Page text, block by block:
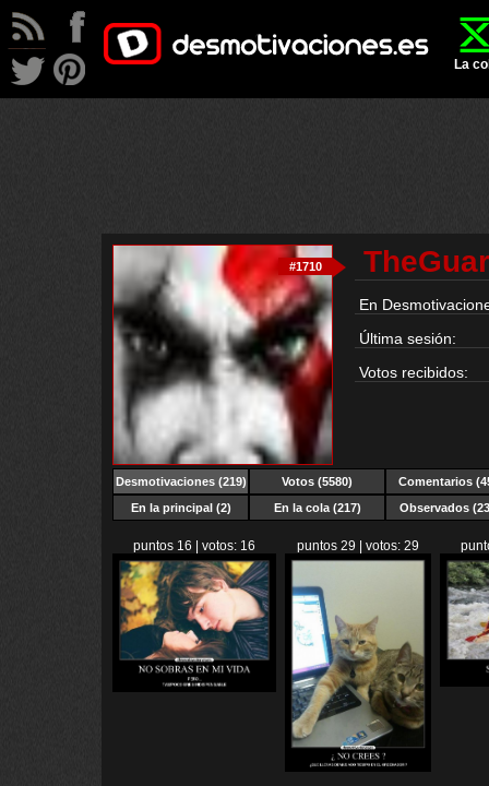
La
#1710
En
Última sesión:
Votos recibidos:
Desmotivaciones(219) Votos (5580)
Comentarios
En la principal (2)
En la cola (217) Observados
puntos 16 | votos: 16 puntos 29 | votos: 29